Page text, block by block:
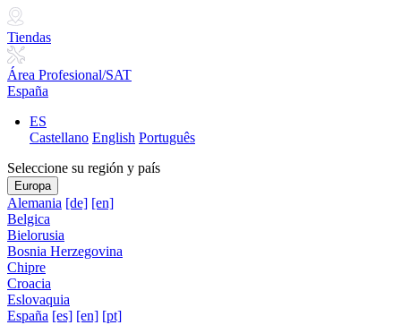
Tiendas
Área Profesional/SAT
España
ES
Castellano English Português
Seleccione su región y país
Europa
Alemania [de] [en]
Belgica
Bielorusia
Bosnia Herzegovina
Chipre
Croacia
Eslovaquia
España [es] [en] [pt]